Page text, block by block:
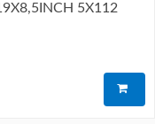
5X112